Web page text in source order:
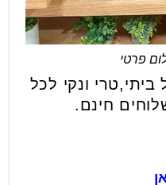
פרטי
ביתי,טרי ונקי לכל
חינם.